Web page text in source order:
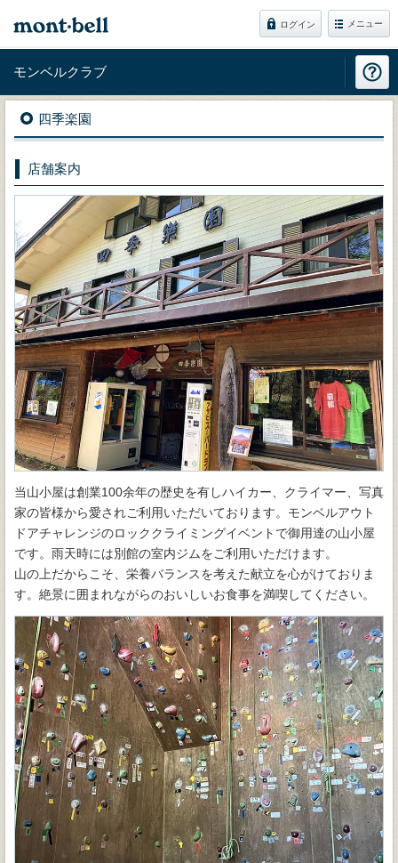
ログイン メニュー
モンベルクラブ
四季楽園
店舗案内
当山小屋は創業100余年の歴史を有しハイカー、クライマー、写真
家の皆様から愛されご利用いただいております。モンベルアウト
ドアチャレンジのロッククライミングイベントで御用達の山小屋
です。雨天時には別館の室内ジムをご利用いただけます。
山の上だからこそ、栄養バランスを考えた献立を心がけておりま
す。絶景に囲まれながらのおいしいお食事を満喫してください。